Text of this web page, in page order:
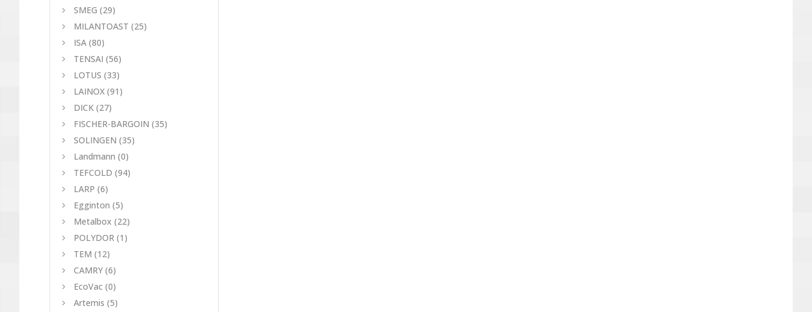
SMEG (29)
MILANTOAST (25)
ISA (80)
TENSAI (56)
LOTUS (33)
LAINOX (91)
DICK (27)
FISCHER-BARGOIN (35)
SOLINGEN (35)
Landmann (0)
TEFCOLD (94)
LARP (6)
Egginton (5)
Metalbox (22)
POLYDOR (1)
TEM (12)
CAMRY (6)
EcoVac (0)
Artemis (5)